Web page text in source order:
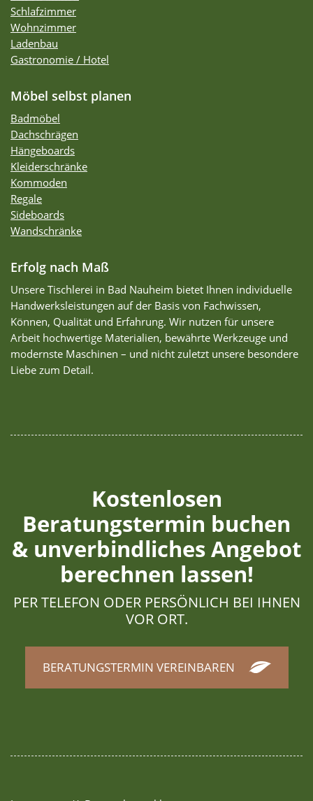
Schlafzimmer
Wohnzimmer
Ladenbau
Gastronomie / Hotel
Möbel selbst planen
Badmöbel
Dachschrägen
Hängeboards
Kleiderschränke
Kommoden
Regale
Sideboards
Wandschränke
Erfolg nach Maß
Unsere Tischlerei in Bad Nauheim bietet Ihnen individuelle
Handwerksleistungen auf der Basis von Fachwissen,
Können, Qualität und Erfahrung. Wir nutzen für unsere
Arbeit hochwertige Materialien, bewährte Werkzeuge und
modernste Maschinen – und nicht zuletzt unsere besondere
Liebe zum Detail.
Kostenlosen
Beratungstermin buchen
& unverbindliches Angebot
berechnen lassen!
PER TELEFON ODER PERSÖNLICH BEI IHNEN
VOR ORT.
BERATUNGSTERMIN VEREINBAREN